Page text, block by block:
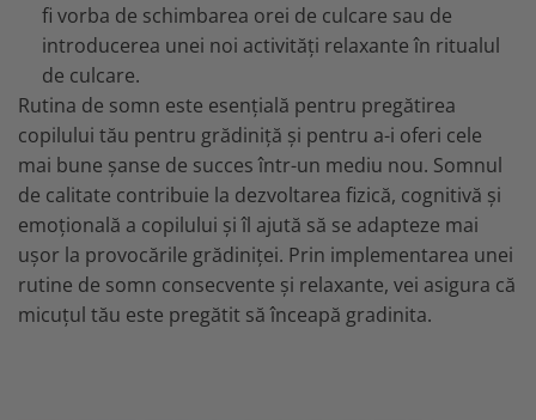
fi vorba de schimbarea orei de culcare sau de
introducerea unei noi activități relaxante în ritualul
de culcare.
Rutina de somn este esențială pentru pregătirea
copilului tău pentru grădiniță și pentru a-i oferi cele
mai bune șanse de succes într-un mediu nou. Somnul
de calitate contribuie la dezvoltarea fizică, cognitivă și
emoțională a copilului și îl ajută să se adapteze mai
ușor la provocările grădiniței. Prin implementarea unei
rutine de somn consecvente și relaxante, vei asigura că
micuțul tău este pregătit să înceapă gradinita.